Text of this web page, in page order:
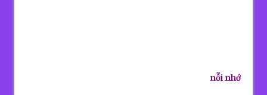
nỗi nhớ